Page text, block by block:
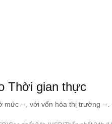
Thời gian thực
mức --, với vốn hóa thị trường --.